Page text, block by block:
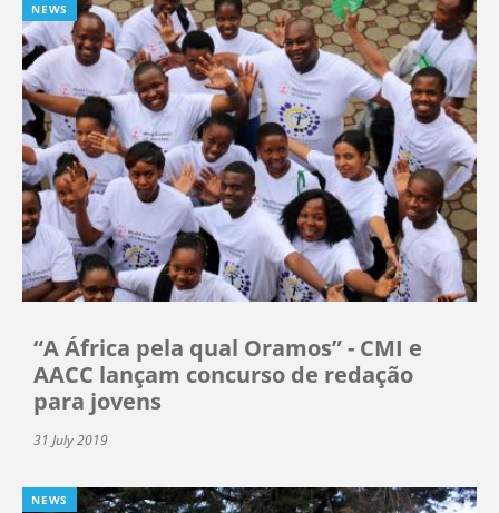
NEWS
“A África pela qual Oramos” - CMI e
AACC lançam concurso de redação
para jovens
31 July 2019
NEWS